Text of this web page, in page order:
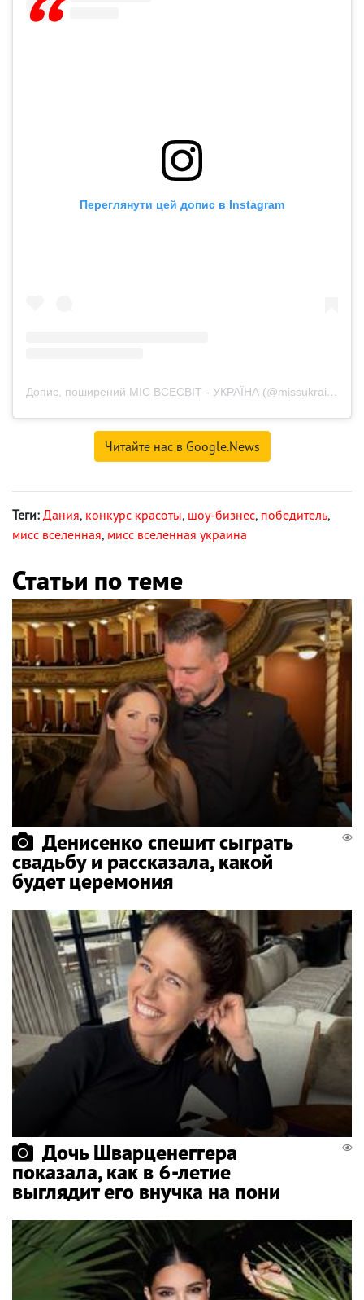
Переглянути цей допис в Instagram
Допис, поширений МІС ВСЕСВІТ - УКРАЇНА (@missukraine_universe)
Читайте нас в Google.News
Теги: Дания, конкурс красоты, шоу-бизнес, победитель,
мисс вселенная, мисс вселенная украина
Статьи по теме
Денисенко спешит сыграть
свадьбу и рассказала, какой
будет церемония
Дочь Шварценеггера
показала, как в 6-летие
выглядит его внучка на пони